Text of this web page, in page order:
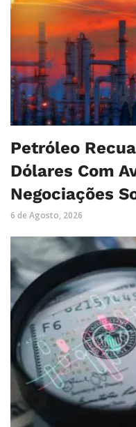
Petróleo
Dólares Com
Negociações
6 de Agosto, 2026